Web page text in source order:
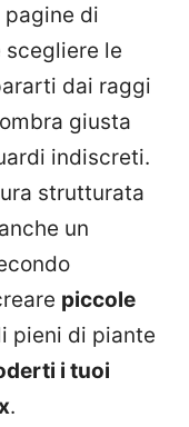
pagine di
scegliere le
dai raggi
giusta
indiscreti.
strutturata
un
piccole
pieni di piante
i tuoi
.